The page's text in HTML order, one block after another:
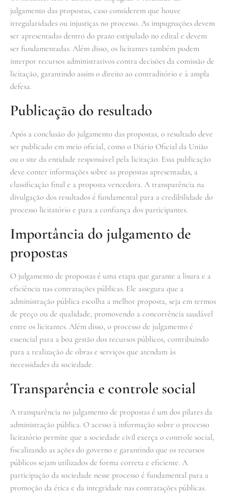
julgamento das propostas, caso considerem que houve
irregularidades ou injustiças no processo. As impugnações devem
ser apresentadas dentro do prazo estipulado no edital e devem
ser fundamentadas. Além disso, os licitantes também podem
interpor recursos administrativos contra decisões da comissão de
licitação, garantindo assim o direito ao contraditório e à ampla
defesa.
Publicação do resultado
Após a conclusão do julgamento das propostas, o resultado deve
ser publicado em meio oficial, como o Diário Oficial da União
ou o site da entidade responsável pela licitação. Essa publicação
deve conter informações sobre as propostas apresentadas, a
classificação final e a proposta vencedora. A transparência na
divulgação dos resultados é fundamental para a credibilidade do
processo licitatório e para a confiança dos participantes.
Importância do julgamento de
propostas
O julgamento de propostas é uma etapa que garante a lisura e a
eficiência nas contratações públicas. Ele assegura que a
administração pública escolha a melhor proposta, seja em termos
de preço ou de qualidade, promovendo a concorrência saudável
entre os licitantes. Além disso, o processo de julgamento é
essencial para a boa gestão dos recursos públicos, contribuindo
para a realização de obras e serviços que atendam às
necessidades da sociedade.
Transparência e controle social
A transparência no julgamento de propostas é um dos pilares da
administração pública. O acesso à informação sobre o processo
licitatório permite que a sociedade civil exerça o controle social,
fiscalizando as ações do governo e garantindo que os recursos
públicos sejam utilizados de forma correta e eficiente. A
participação da sociedade nesse processo é fundamental para a
promoção da ética e da integridade nas contratações públicas.